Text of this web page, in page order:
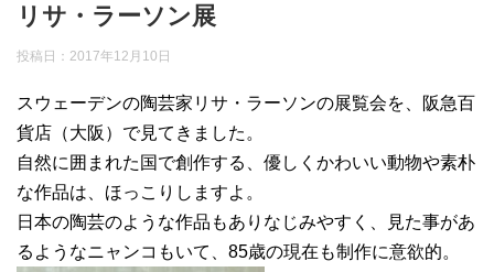
リサ・ラーソン展
投稿日： 2017年12月10日
スウェーデンの陶芸家リサ・ラーソンの展覧会を、阪急百
貨店（大阪）で見てきました。
自然に囲まれた国で創作する、優しくかわいい動物や素朴
な作品は、ほっこりしますよ。
日本の陶芸のような作品もありなじみやすく、見た事があ
るようなニャンコもいて、85歳の現在も制作に意欲的。